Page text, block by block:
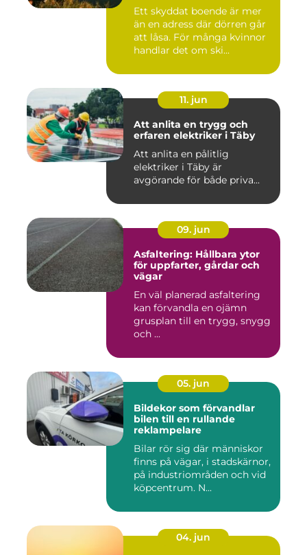
Ett skyddat boende är mer
än en adress där dörren går
att låsa. För många kvinnor
handlar det om ski...
11. jun
Att anlita en trygg och
erfaren elektriker i Täby
Att anlita en pålitlig
elektriker i Täby är
avgörande för både priva...
09. jun
Asfaltering: Hållbara ytor
för uppfarter, gårdar och
vägar
En väl planerad asfaltering
kan förvandla en ojämn
grusplan till en trygg, snygg
och ...
05. jun
Bildekor som förvandlar
bilen till en rullande
reklampelare
Bilar rör sig där människor
finns på vägar, i stadskärnor,
på industriområden och vid
köpcentrum. N...
04. jun